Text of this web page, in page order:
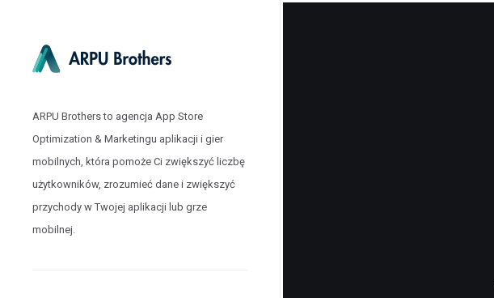
ARPU Brothers to agencja App Store
Optimization & Marketingu aplikacji i gier
mobilnych, która pomoże Ci zwiększyć liczbę
użytkowników, zrozumieć dane i zwiększyć
przychody w Twojej aplikacji lub grze
mobilnej.